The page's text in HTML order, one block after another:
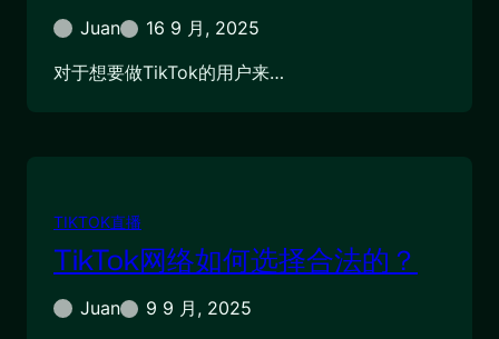
Juan
16 9 月, 2025
对于想要做TikTok的用户来…
TIKTOK直播
TikTok网络如何选择合法的？
Juan
9 9 月, 2025